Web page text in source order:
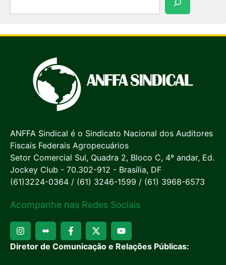
ANFFA Sindical é o Sindicato Nacional dos Auditores
Fiscais Federais Agropecuários
Setor Comercial Sul, Quadra 2, Bloco C, 4º andar, Ed.
Jockey Club - 70.302-912 - Brasília, DF
(61)3224-0364 / (61) 3246-1599 / (61) 3968-6573
Acompanhe nas Redes Sociais
Diretor de Comunicação e Relações Públicas: